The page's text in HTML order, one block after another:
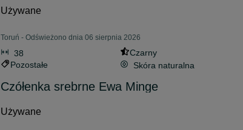
Używane
Toruń - Odświeżono dnia 06 sierpnia 2026
38
Czarny
Pozostałe
Skóra naturalna
Czółenka srebrne Ewa Minge
Używane